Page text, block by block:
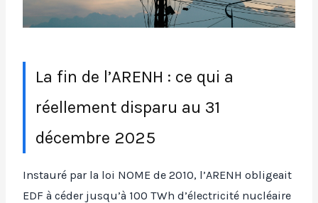
La fin de l’ARENH : ce qui a
réellement disparu au 31
décembre 2025
Instauré par la loi NOME de 2010, l’ARENH obligeait
EDF à céder jusqu’à 100 TWh d’électricité nucléaire